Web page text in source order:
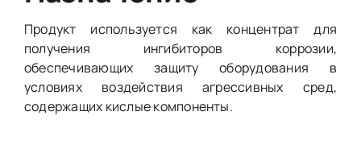
Продукт используется как концентрат для
получения ингибиторов коррозии,
обеспечивающих защиту оборудования в
условиях воздействия агрессивных сред,
содержащих кислые компоненты.